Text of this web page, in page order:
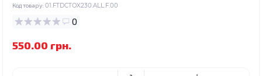
Код товару: 01.FTDCTOX230.ALL.F.00
0
550.00 грн.